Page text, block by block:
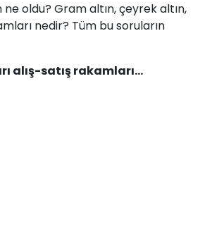
oldu? Gram altın, çeyrek altın,
nedir? Tüm bu soruların
alış-satış rakamları...